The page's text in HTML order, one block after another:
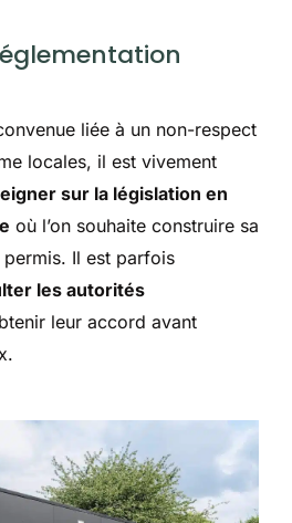
liée à un non-respect
locales, il est vivement
sur la législation en
où l’on souhaite construire sa
Il est parfois
les autorités
leur accord avant